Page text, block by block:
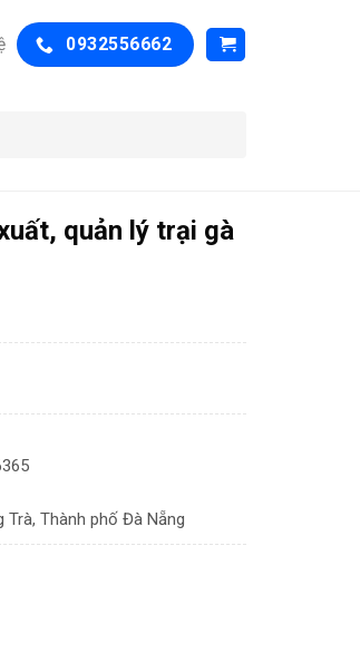
0932556662
quản lý trại gà
Thành phố Đà Nẵng